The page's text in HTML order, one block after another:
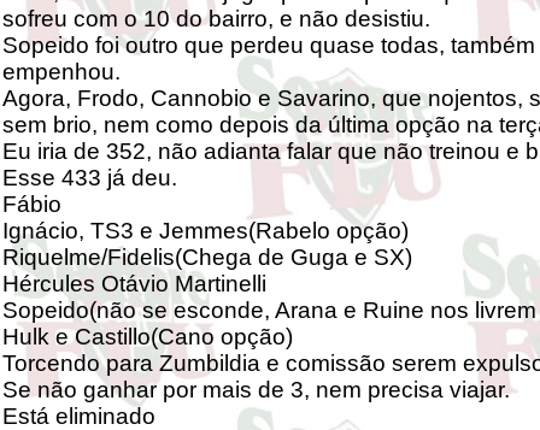
sofreu com o 10 do bairro, e não desistiu.
Sopeido foi outro que perdeu quase todas,
empenhou.
Agora, Frodo, Cannobio e Savarino, que nojentos,
sem brio, nem como depois da última opção na
Eu iria de 352, não adianta falar que não treinou e
Esse 433 já deu.
Fábio
Ignácio, TS3 e Jemmes(Rabelo opção)
Riquelme/Fidelis(Chega de Guga e SX)
Hércules Otávio Martinelli
Sopeido(não se esconde, Arana e Ruine nos
Hulk e Castillo(Cano opção)
Torcendo para Zumbildia e comissão serem
Se não ganhar por mais de 3, nem precisa viajar.
Está eliminado